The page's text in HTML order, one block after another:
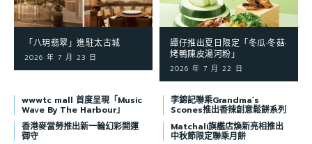
「八玥翡翠」進駐太古城
2026 年 7 月 23 日
譚仔推出夏日限定「冬瓜·冬菇·
烤鴨陳皮湯河粉」
2026 年 7 月 22 日
wwwtc mall 首度呈現「Music
Wave By The Harbour」
李錦記聯乘Grandma’s
Scones推出香辣創意鬆餅系列
香港麥當勞推出新一輪幻彩開運
御守
Matchali旗艦店煥新亮相推出
中秋節限定聯乘月餅